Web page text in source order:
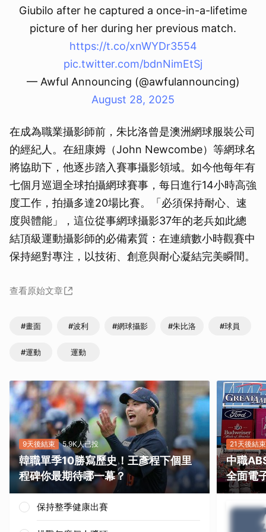
Giubilo after he captured a once-in-a-lifetime
picture of her during her previous match.
https://t.co/xnWYDr3554
pic.twitter.com/bdnNimEtSj
— Awful Announcing (@awfulannouncing)
August 28, 2025
在成為職業攝影師前，朱比洛曾是澳洲網球服裝公司
的經紀人。在紐康姆（John Newcombe）等網球名
將協助下，他逐步踏入賽事攝影領域。如今他每年有
七個月巡迴全球拍攝網球賽事，每日進行14小時高強
度工作，拍攝多達20場比賽。「必須保持耐心、速
度與體能」，這位從事網球攝影37年的老兵如此總
結頂級運動攝影師的必備素質：在連續數小時觀賽中
保持絕對專注，以技術、創意與耐心凝結完美瞬間。
查看原始文章
#畫面 #波利 #網球攝影 #朱比洛 #球員
#運動 運動
9天後結束 5.9K人已投
韓職單季10勝寫歷史！王彥程下個里
程碑你最期待哪一幕？
保持整季健康出賽
21天後結束
中職
全面電